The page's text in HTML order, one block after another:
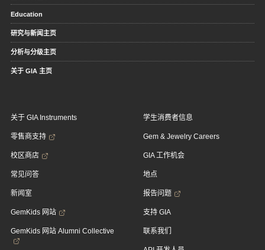
Education
研究与新闻主页
分析与分级主页
关于 GIA 主页
关于 GIA Instruments
零售商支持
校区商店
常见问答
新闻室
GemKids 网站
GemKids 网站 Alumni Collective
学生消费者信息
Gem & Jewelry Careers
GIA 工作机会
地点
报告问题
支持 GIA
联系我们